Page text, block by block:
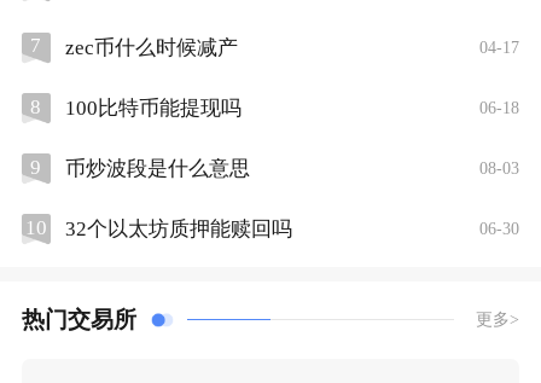
7 zec币什么时候减产 04-17
8 100比特币能提现吗 06-18
9 币炒波段是什么意思 08-03
10 32个以太坊质押能赎回吗 06-30
热门交易所 更多>